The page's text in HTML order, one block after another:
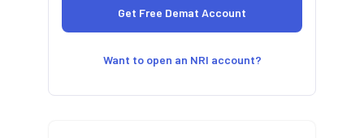
Want to open an NRI account?